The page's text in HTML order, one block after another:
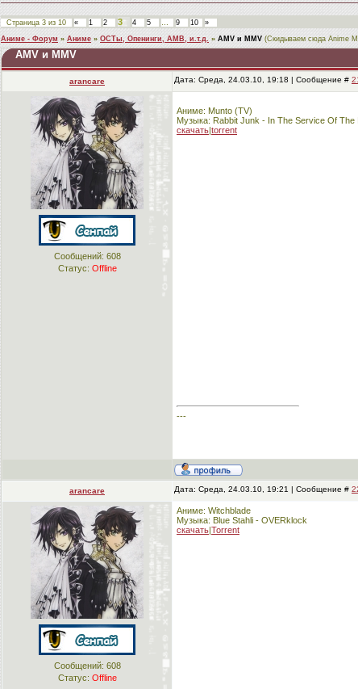
Страница 3 из 10 « 1 2 3 4 5 … 9 10
»
Аниме - Форум » Аниме » ОСТы, Опенинги, АМВ, и.т.д. » AMV и MMV (Скидываем сюда Anime
AMV и MMV
arancare Дата: Среда, 24.03.10, 19:18 | Сообщение #
Сообщений: 608
Статус: Offline
Аниме: Munto (TV)
Музыка: Rabbit Junk - In The Service Of The
скачать|torrent
---
arancare Дата: Среда, 24.03.10, 19:21 | Сообщение #
Сообщений: 608
Статус: Offline
Аниме: Witchblade
Музыка: Blue Stahli - OVERklock
скачать|Torrent